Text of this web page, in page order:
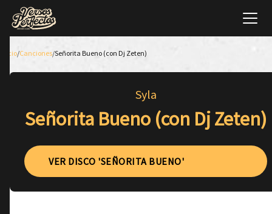
Inicio/Canciones/Señorita Bueno (con Dj Zeten)
Syla
Señorita Bueno (con Dj Zeten)
VER DISCO 'SEÑORITA BUENO'